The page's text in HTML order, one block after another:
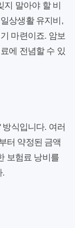
말아야 할 비
상생활 유지비,
마련이죠. 암보
에 전념할 수 있
식입니다. 여러
터 약정된 금액
보험료 낭비를
.